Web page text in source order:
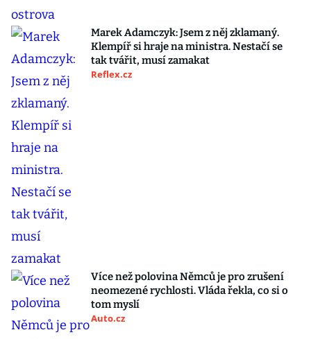
Marek Adamczyk: Jsem z něj zklamaný.
Klempíř si hraje na ministra. Nestačí se
tak tvářit, musí zamakat
Reflex.cz
Více než polovina Němců je pro zrušení
neomezené rychlosti. Vláda řekla, co si o
tom myslí
Auto.cz